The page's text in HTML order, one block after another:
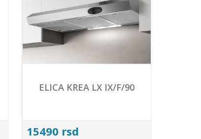
ELICA KREA LX IX/F/90
15490 rsd